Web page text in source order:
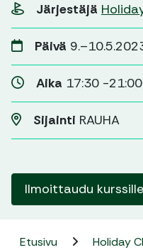
Järjestäjä
Päivä
Aika 17:30 -21:00
Sijainti RAUHA
Ilmoittaudu
Etusivu Holiday